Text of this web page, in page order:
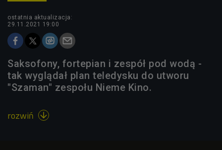
ostatnia aktualizacja:
29.11.2021 19:00
Saksofony, fortepian i zespół pod wodą -
tak wyglądał plan teledysku do utworu
"Szaman" zespołu Nieme Kino.
rozwiń 